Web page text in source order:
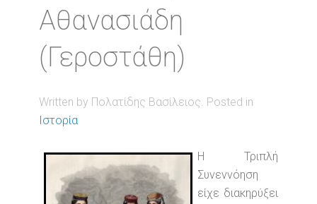
Αθανασιάδη
(Γεροστάθη)
Written by Πολατίδης Βασίλειος. Posted in
Ιστορία
Η Τριπλή
Συνεννόηση
είχε διακηρύξει